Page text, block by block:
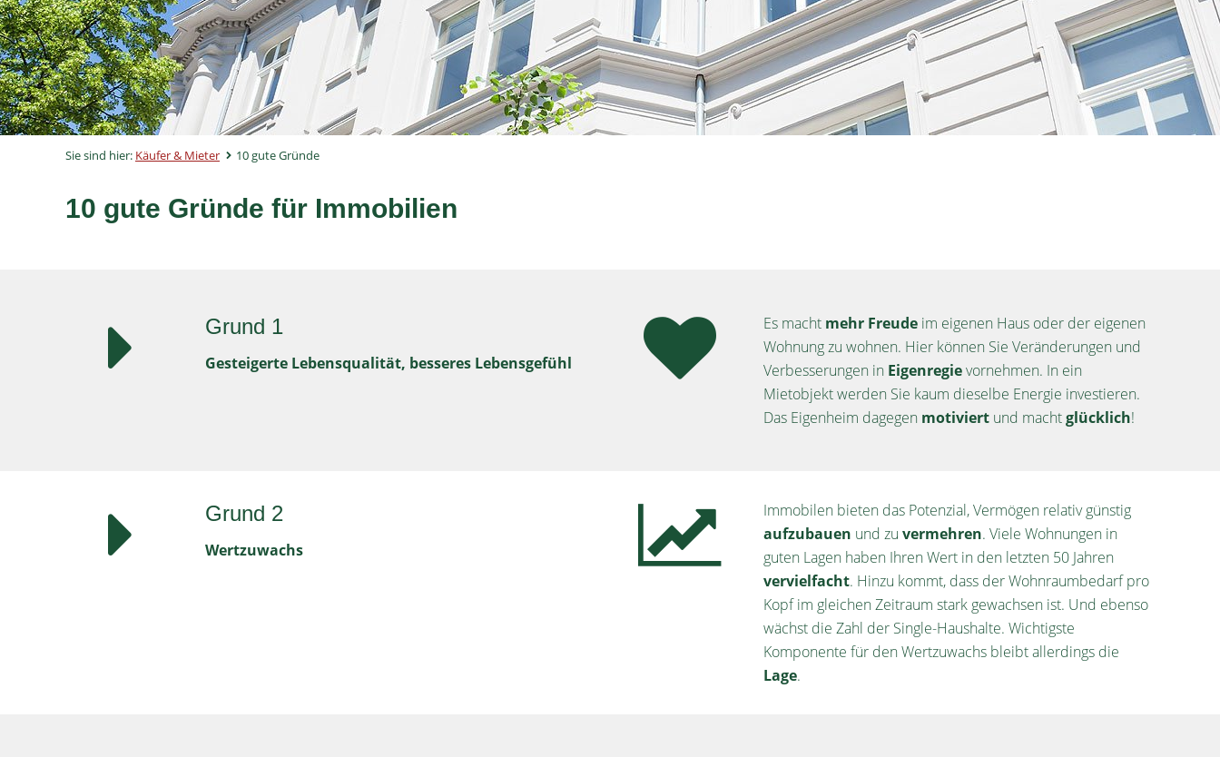
Sie sind hier: Käufer & Mieter 10 gute Gründe
10 gute Gründe für Immobilien
Grund 1
Gesteigerte Lebensqualität, besseres Lebensgefühl
Es macht mehr Freudeim eigenen Haus oder der eigenen
Wohnung zu wohnen. Hier können Sie Veränderungen und
Verbesserungen in Eigenregievornehmen. In ein
Mietobjekt werden Sie kaum dieselbe Energie investieren.
Das Eigenheim dagegen motiviert und machtglücklich!
Grund 2
Wertzuwachs
Immobilen bieten das Potenzial, Vermögen relativ günstig
aufzubauen und zu vermehren. Viele Wohnungen in
guten Lagen haben Ihren Wert in den letzten 50 Jahren
vervielfacht. Hinzu kommt, dass der Wohnraumbedarf pro
Kopf im gleichen Zeitraum stark gewachsen ist. Und ebenso
wächst die Zahl der Single-Haushalte. Wichtigste
Komponente für den Wertzuwachs bleibt allerdings die
Lage.